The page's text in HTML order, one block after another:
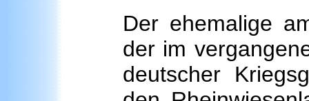
Der ehemalige
der im
deutscher